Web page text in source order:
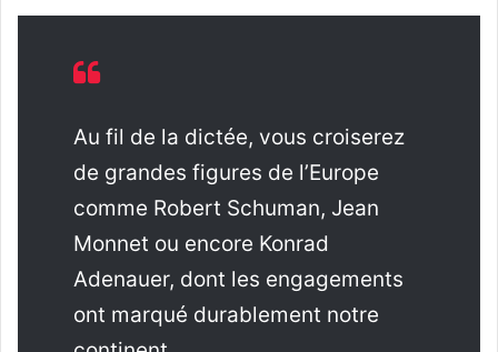
Au fil de la dictée, vous croiserez
de grandes figures de l’Europe
comme Robert Schuman, Jean
Monnet ou encore Konrad
Adenauer, dont les engagements
ont marqué durablement notre